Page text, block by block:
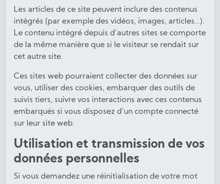
Les articles de ce site peuvent inclure des contenus
intégrés (par exemple des vidéos, images, articles…).
Le contenu intégré depuis d’autres sites se comporte
de la même manière que si le visiteur se rendait sur
cet autre site.
Ces sites web pourraient collecter des données sur
vous, utiliser des cookies, embarquer des outils de
suivis tiers, suivre vos interactions avec ces contenus
embarqués si vous disposez d’un compte connecté
sur leur site web.
Utilisation et transmission de vos
données personnelles
Si vous demandez une réinitialisation de votre mot